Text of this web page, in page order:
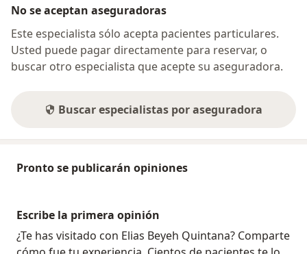
No se aceptan aseguradoras
Este especialista sólo acepta pacientes particulares.
Usted puede pagar directamente para reservar, o
buscar otro especialista que acepte su aseguradora.
Buscar especialistas por aseguradora
Pronto se publicarán opiniones
Escribe la primera opinión
¿Te has visitado con Elias Beyeh Quintana? Comparte